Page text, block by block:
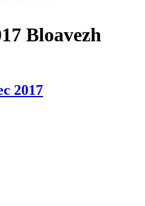
Bloavezh
2017